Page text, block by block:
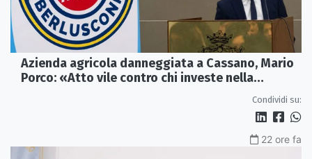
Azienda agricola danneggiata a Cassano, Mario
Porco: «Atto vile contro chi investe nella
Condividi su:
22 ore fa